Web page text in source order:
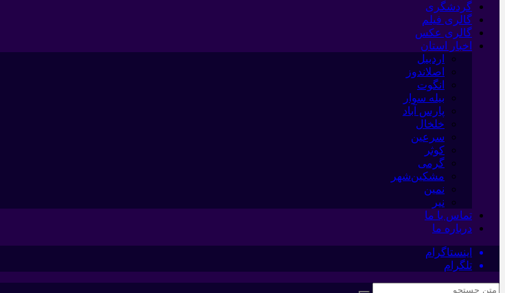
گردشگری
گالری فیلم
گالری عکس
اخبار استان
اردبیل
اصلاندوز
انگوت
بیله سوار
پارس آباد
خلخال
سرعین
کوثر
گرمی
مشکین‌شهر
نمین
نیر
تماس با ما
درباره ما
اینستاگرام
تلگرام